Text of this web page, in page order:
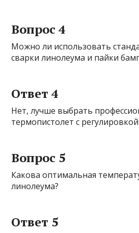
Вопрос 4
Можно ли использовать
сварки линолеума и пайки
Ответ 4
Нет, лучше выбрать
термопистолет с
Вопрос 5
Какова оптимальная
линолеума?
Ответ 5